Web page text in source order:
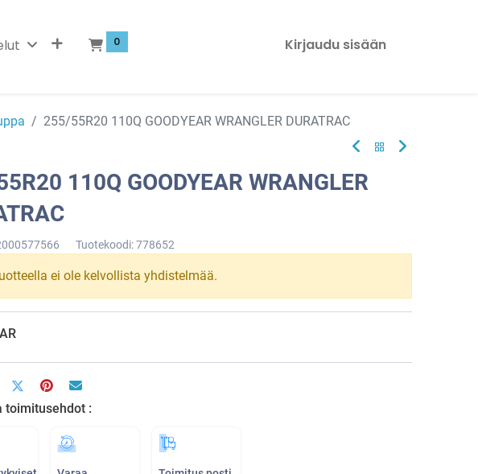
0 Kirjaudu sisään
255/55R20 110Q GOODYEAR WRANGLER DURATRAC
110Q GOODYEAR WRANGLER
Tuotekoodi:778652
ei ole kelvollista yhdistelmää.
toimitusehdot :